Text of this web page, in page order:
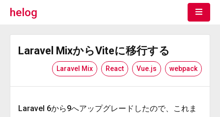
helog
Laravel MixからViteに移行する
Laravel Mix React Vue.js webpack
Laravel 6から9へアップグレードしたので、これま